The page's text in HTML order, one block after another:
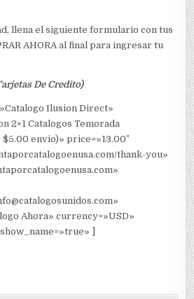
llena el siguiente formulario con tus
AHORA al final para ingresar tu
De Credito)
Ilusion Direct»
2×1 Catalogos Temorada
envio)» price=»13.00″
thank-you»
Ahora» currency=»USD»
]